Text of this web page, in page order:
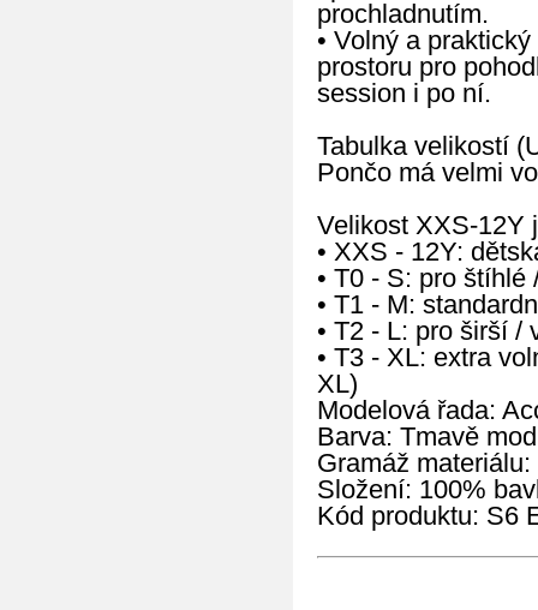
prochladnutím.
• Volný a
prostoru pro
session i po ní.
Tabulka velikostí
Pončo má velmi
Velikost XXS-12Y
• XXS - 12Y:
• T0 - S: pro
• T1 - M:
• T2 - L: pro širší /
• T3 - XL: extra
XL)
Modelová řada:
Barva: Tmavě
Gramáž
Složení: 100%
Kód produktu: S6